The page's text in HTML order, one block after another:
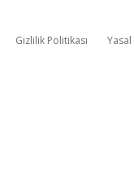
Gizlilik Politikası Yasal